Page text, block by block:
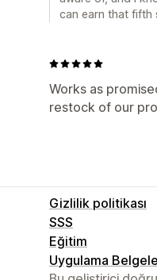
can earn that fifth
Works as
restock of our
Gizlilik politikası
SSS
Eğitim
Uygulama